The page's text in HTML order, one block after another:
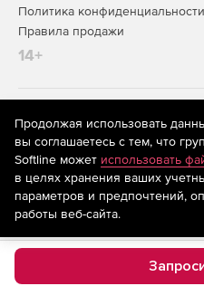
Политика конфиденциальности
Правила продажи
14+
На информационном ресурсе
рекомендательные технологии
предоставления информации
систематизации и анализа
предпочтениям пользователей
находящихся на территории
Продолжая использовать
вы соглашаетесь с тем, что
Softline может использовать
в целях хранения ваших
параметров и предпочтений,
работы веб-сайта.